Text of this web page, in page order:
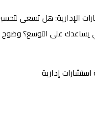
الإدارية: هل تسعى
يساعدك على التوسع؟